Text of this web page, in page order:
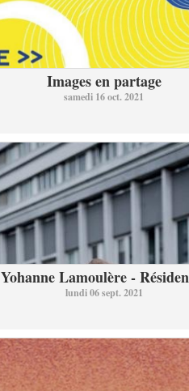
Images en partage
samedi 16 oct. 2021
Yohanne Lamoulère -
lundi 06 sept. 2021